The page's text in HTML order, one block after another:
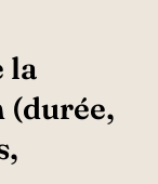
la
(durée,